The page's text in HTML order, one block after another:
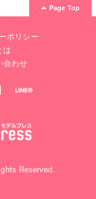
Page Top
ポリシー
は
合わせ
Reserved.